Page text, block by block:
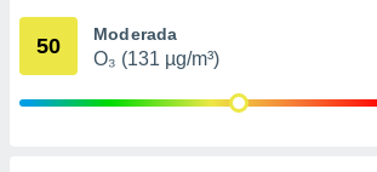
através
50 Moderada
O₃ (131 µg/m³)